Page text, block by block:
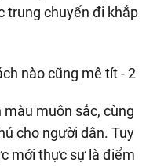
trung chuyển đi khắp
muôn sắc, cùng
cho người dân. Tuy
mới thực sự là điểm